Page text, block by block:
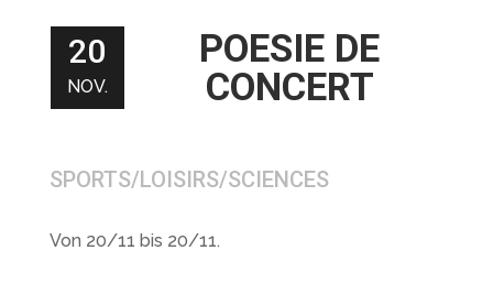
20
NOV.
POESIE DE
CONCERT
SPORTS/LOISIRS/SCIENCES
Von 20/11 bis 20/11.